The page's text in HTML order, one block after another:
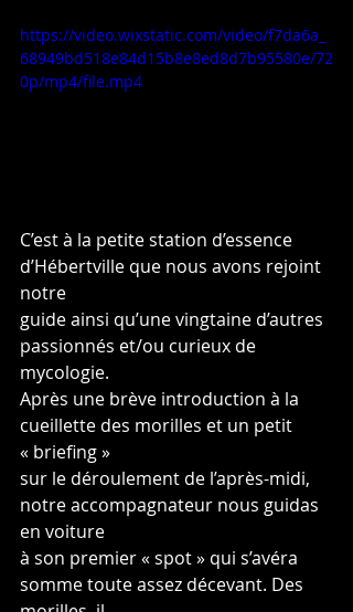
https://video.wixstatic.com/video/f7da6a_
68949bd518e84d15b8e8ed8d7b95580e/72
0p/mp4/file.mp4
C’est à la petite station d’essence
d’Hébertville que nous avons rejoint
notre
guide ainsi qu’une vingtaine d’autres
passionnés et/ou curieux de
mycologie.
Après une brève introduction à la
cueillette des morilles et un petit
« briefing »
sur le déroulement de l’après-midi,
notre accompagnateur nous guidas
en voiture
à son premier « spot » qui s’avéra
somme toute assez décevant. Des